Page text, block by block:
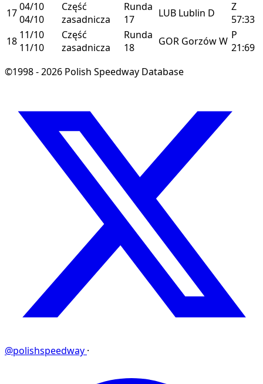
1704/10
04/10
Część
zasadnicza
Runda
17
LUB Lublin D
Z
57:33
18 11/10
11/10
Część
zasadnicza
Runda
18
GOR GorzówW P
21:69
©1998 - 2026 Polish Speedway Database
@polishspeedway ·